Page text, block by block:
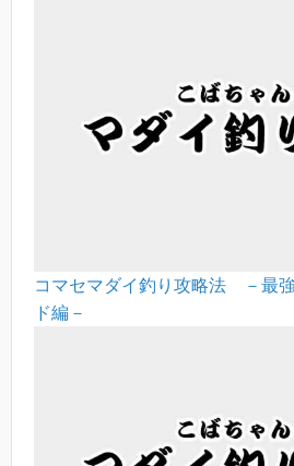
コマセマダイ釣り攻略法 －最
ド編－